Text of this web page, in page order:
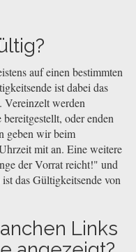
auf einen bestimmten
ist dabei das
Vereinzelt werden
oder enden
geben wir beim
mit an. Eine weitere
der Vorrat reicht!" und
das Gültigkeitsende von
Links